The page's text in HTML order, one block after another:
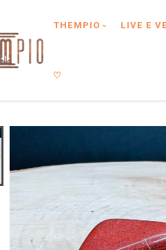
to search, then press enter or
THEMPIO LIVE E
♡